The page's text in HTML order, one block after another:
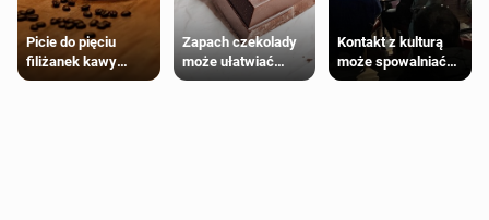
Picie do pięciu
filiżanek kawy
dziennie jest
Zapach czekolady
może ułatwiać
trening siłowy
Kontakt z kulturą
może spowalniać
starzenie